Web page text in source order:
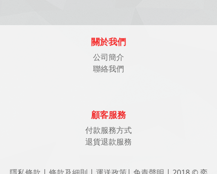
關於我們
公司簡介
聯絡我們
顧客服務
付款服務方式
退貨退款服務